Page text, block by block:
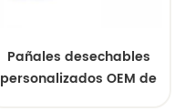
Pañales desechables
personalizados OEM de